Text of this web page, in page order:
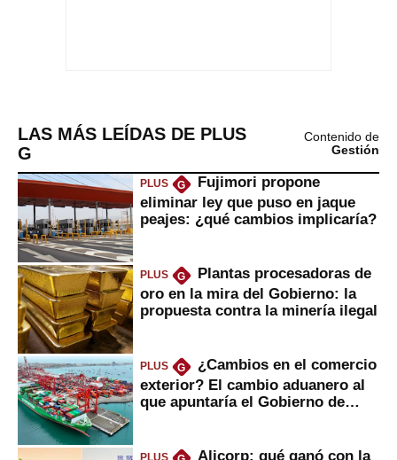
LAS MÁS LEÍDAS DE PLUS
G
Contenido de
Gestión
PLUS G
Fujimori propone
eliminar ley que puso en jaque
peajes: ¿qué cambios implicaría?
PLUS G
Plantas procesadoras de
oro en la mira del Gobierno: la
propuesta contra la minería ilegal
PLUS G
¿Cambios en el comercio
exterior? El cambio aduanero al
que apuntaría el Gobierno de
Alicorp: qué ganó con la